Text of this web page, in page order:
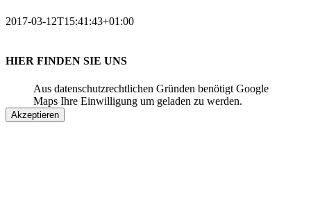
2017-03-12T15:41:43+01:00
HIER FINDEN SIE UNS
Aus datenschutzrechtlichen Gründen benötigt Google
Maps Ihre Einwilligung um geladen zu werden.
Akzeptieren